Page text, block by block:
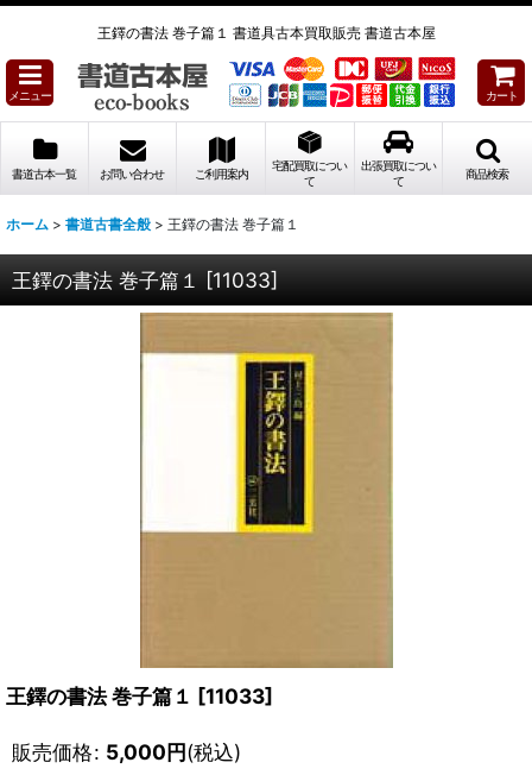
王鐸の書法 巻子篇１ 書道具古本買取販売 書道古本屋
メニュー カート
書道古本一覧 お問い合わせ ご利用案内
宅配買取につい
て
出張買取につい
て
商品検索
ホーム > 書道古書全般 > 王鐸の書法 巻子篇１
王鐸の書法 巻子篇１ [11033]
王鐸の書法 巻子篇１ [11033]
販売価格: 5,000円(税込)